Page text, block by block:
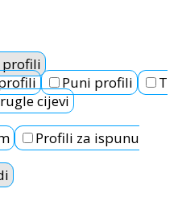
profili
Puni profili
T
cijevi
Profili za ispunu